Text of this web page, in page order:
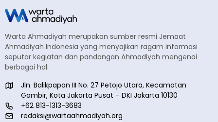
Warta Ahmadiyah merupakan sumber resmi Jemaat
Ahmadiyah Indonesia yang menyajikan ragam informasi
seputar kegiatan dan pandangan Ahmadiyah mengenai
berbagai hal.
Jln. Balikpapan III No. 27 Petojo Utara, Kecamatan
Gambir, Kota Jakarta Pusat – DKI Jakarta 10130
+62 813-1313-3683
redaksi@wartaahmadiyah.org